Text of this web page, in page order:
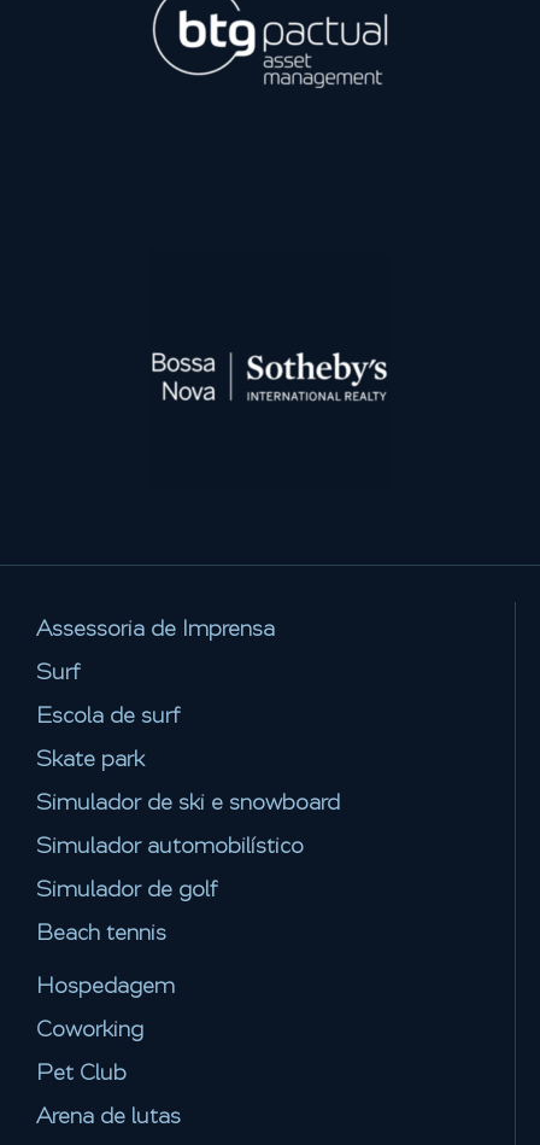
Assessoria de Imprensa
Surf
Escola de surf
Skate park
Simulador de ski e snowboard
Simulador automobilístico
Simulador de golf
Beach tennis
Hospedagem
Coworking
Pet Club
Arena de lutas